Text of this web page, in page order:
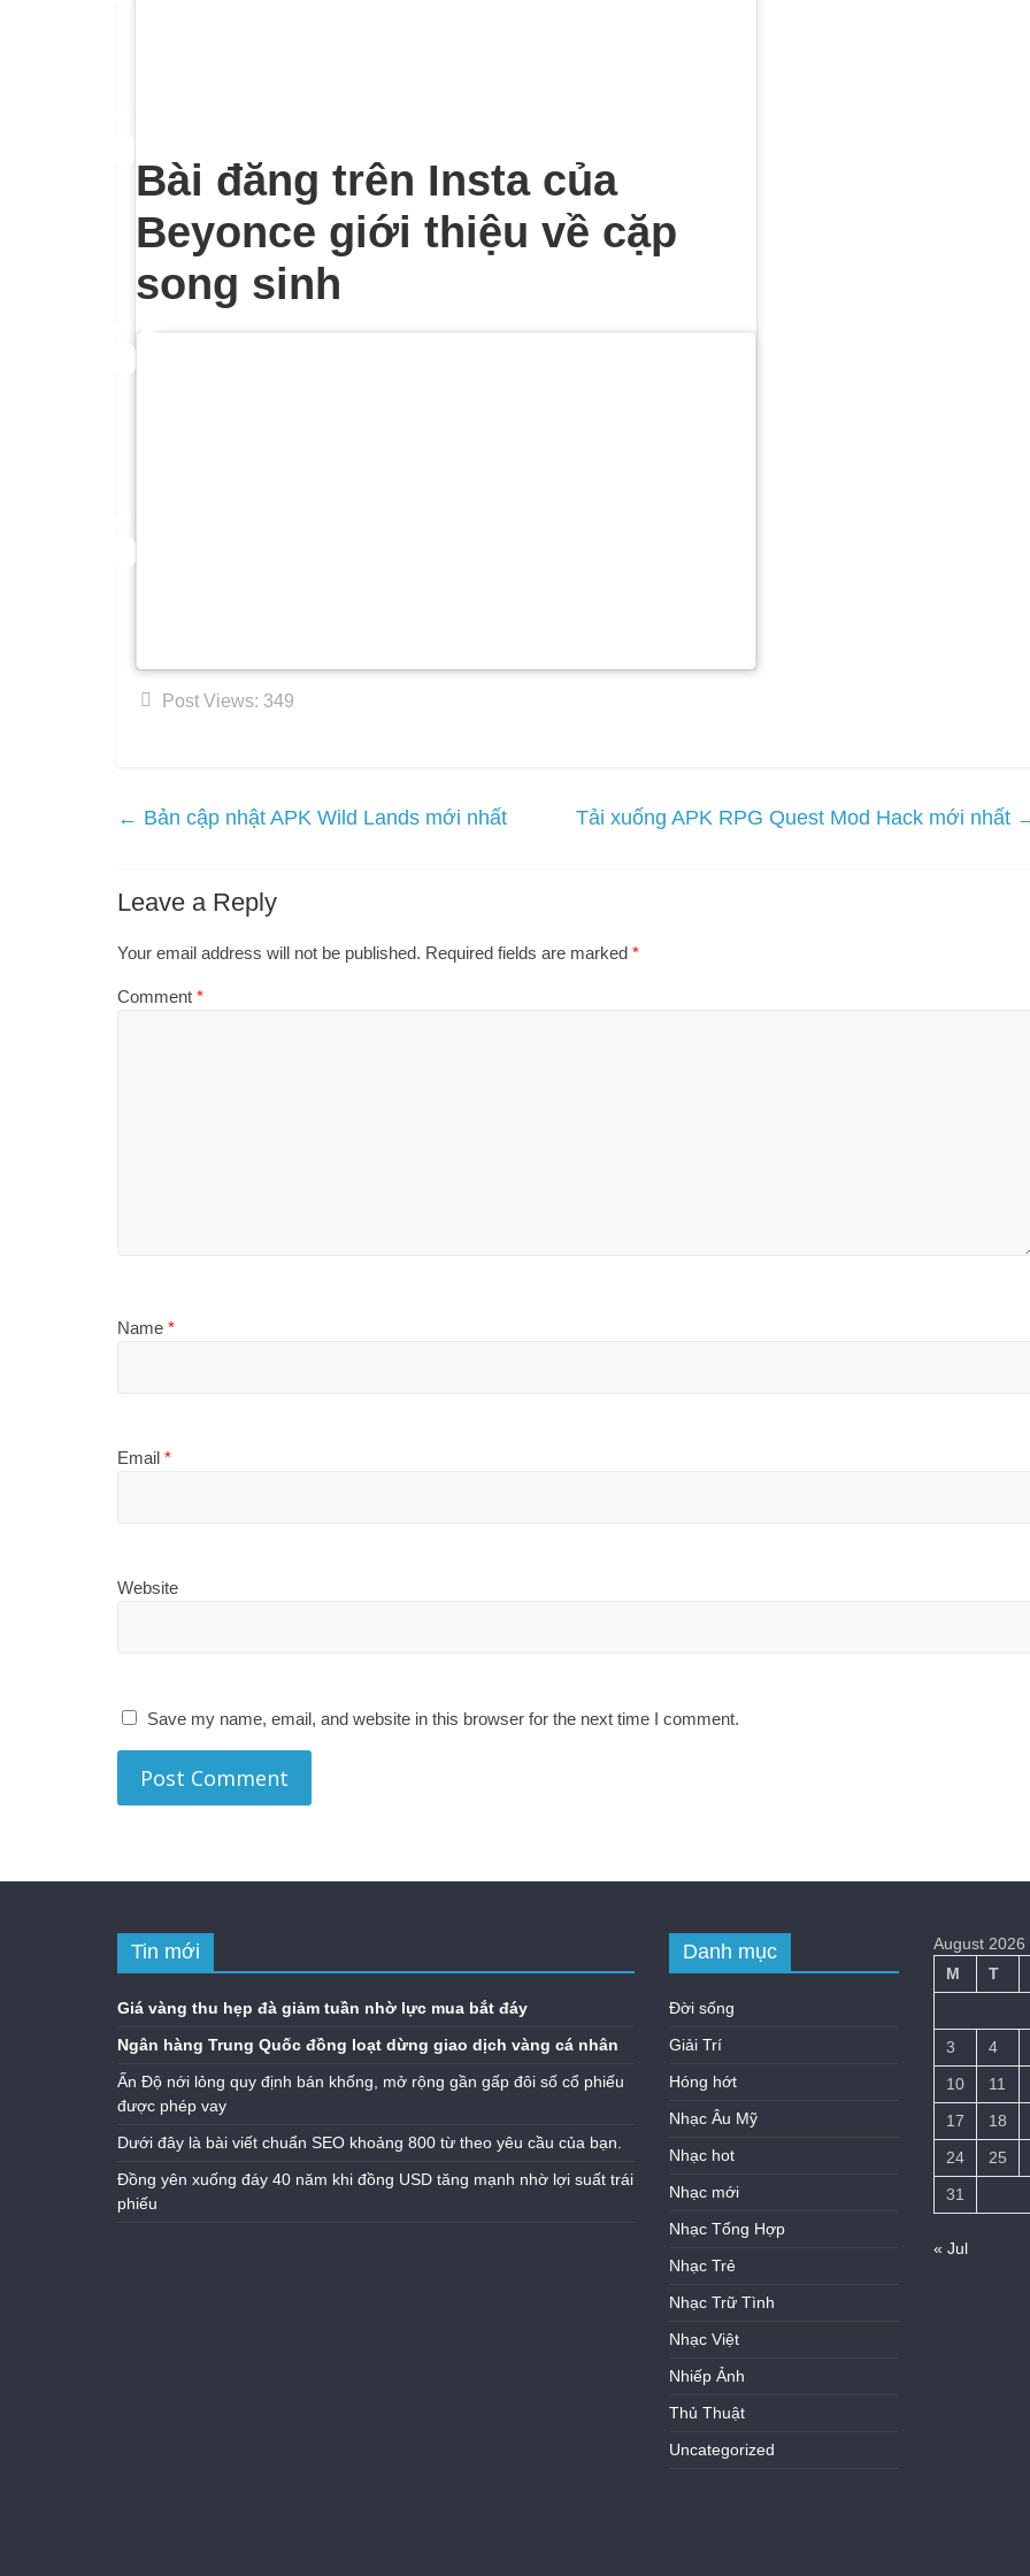
Bài đăng trên Insta của
Beyonce giới thiệu về cặp
song sinh
Post Views: 349
← Bản cập nhật APK Wild Lands mới nhất Tải xuống APK RPG Quest Mod Hack mới nhất
Leave a Reply
Your email address will not be published. Required fields are marked *
Comment *
Name *
Email *
Website
Save my name, email, and website in this browser for the next time I comment.
Tin mới
Giá vàng thu hẹp đà giảm tuần nhờ lực mua bắt đáy
Ngân hàng Trung Quốc đồng loạt dừng giao dịch vàng cá nhân
Ấn Độ nới lỏng quy định bán khống, mở rộng gần gấp đôi số cổ phiếu
được phép vay
Dưới đây là bài viết chuẩn SEO khoảng 800 từ theo yêu cầu của bạn.
Đồng yên xuống đáy 40 năm khi đồng USD tăng mạnh nhờ lợi suất trái
phiếu
Danh mục
Đời sống
Giải Trí
Hóng hớt
Nhạc Âu Mỹ
Nhạc hot
Nhạc mới
Nhạc Tổng Hợp
Nhạc Trẻ
Nhạc Trữ Tình
Nhạc Việt
Nhiếp Ảnh
Thủ Thuật
Uncategorized
August 2026
M
T
3
4
10
11
17
18
24
25
31
« Jul